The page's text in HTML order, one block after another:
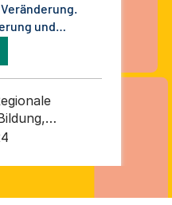
und
Berlin